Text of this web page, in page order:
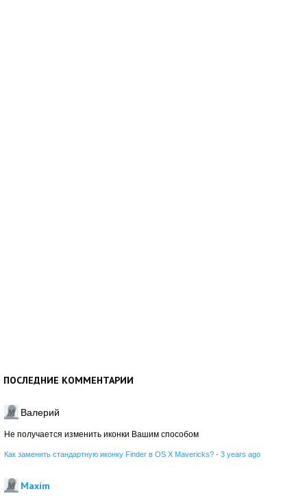
ПОСЛЕДНИЕ КОММЕНТАРИИ
Валерий
Не получается изменить иконки Вашим способом
Как заменить стандартную иконку Finder в OS X Mavericks? · 3 years ago
Maxim